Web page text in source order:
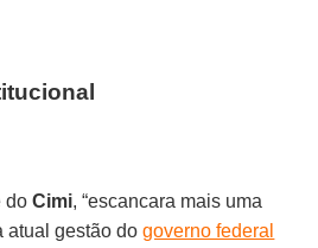
doCimi, “escancara mais uma
atual gestão dogoverno federal